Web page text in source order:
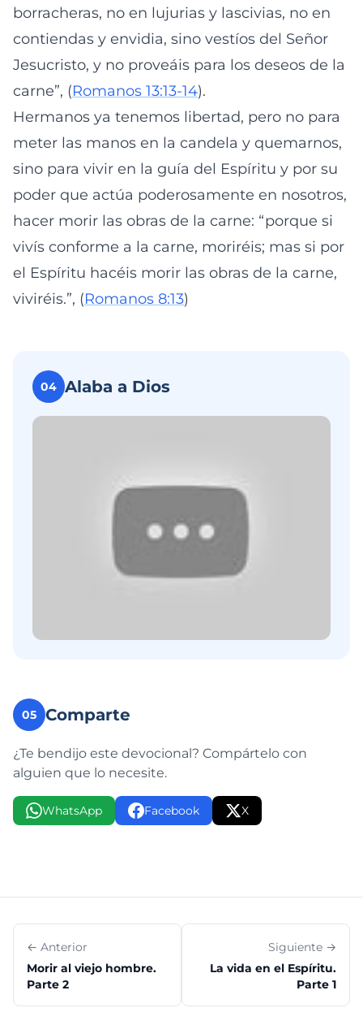
borracheras, no en lujurias y lascivias, no en
contiendas y envidia, sino vestíos del Señor
Jesucristo, y no proveáis para los deseos de la
carne”, (Romanos 13:13-14).
Hermanos ya tenemos libertad, pero no para
meter las manos en la candela y quemarnos,
sino para vivir en la guía del Espíritu y por su
poder que actúa poderosamente en nosotros,
hacer morir las obras de la carne: “porque si
vivís conforme a la carne, moriréis; mas si por
el Espíritu hacéis morir las obras de la carne,
viviréis.”, (Romanos 8:13)
04 Alaba a Dios
05 Comparte
¿Te bendijo este devocional? Compártelo con
alguien que lo necesite.
WhatsApp Facebook X
← Anterior
Morir al viejo hombre.
Parte 2
Siguiente →
La vida en el Espíritu.
Parte 1